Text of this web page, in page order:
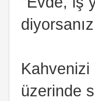
üzerinde